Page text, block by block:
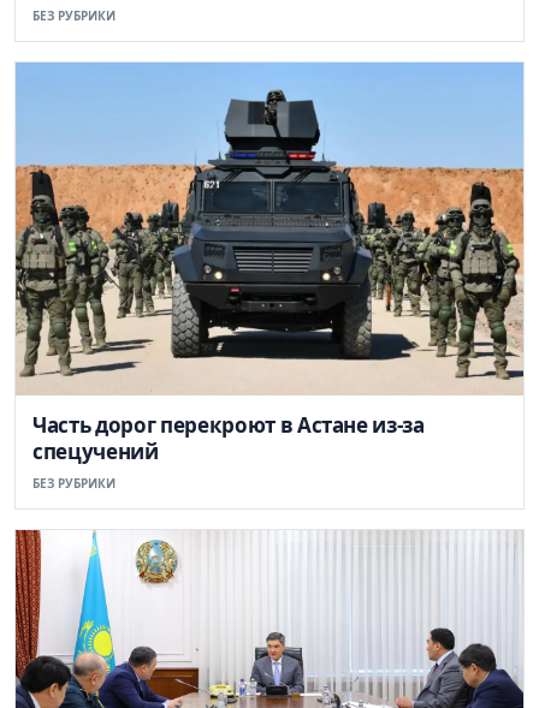
БЕЗ РУБРИКИ
Часть дорог перекроют в Астане из-за
спецучений
БЕЗ РУБРИКИ